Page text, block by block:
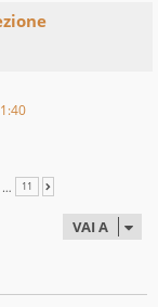
… 11
VAI A